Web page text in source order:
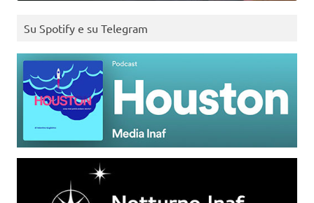
Su Spotify e su Telegram